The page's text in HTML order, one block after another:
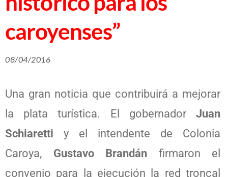
caroyenses”
08/04/2016
Una gran noticia que contribuirá a mejorar
la plata turística. El gobernador Juan
Schiaretti y el intendente de Colonia
Caroya, Gustavo Brandán firmaron el
convenio para la ejecución la red troncal